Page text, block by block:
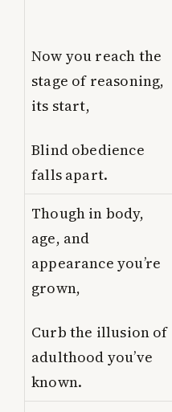
Now you reach the
stage of reasoning,
its start,
Blind obedience
falls apart.
Though in body,
age, and
appearance you’re
grown,
Curb the illusion of
adulthood you’ve
known.